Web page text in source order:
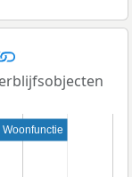
Woonfunctie